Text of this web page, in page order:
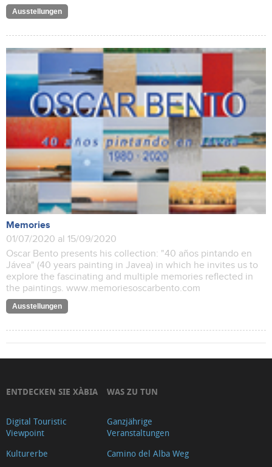
Ausstellungen
Memories
01/07/2020 al 15/09/2020
Oscar Bento presents his collection: "40 años pintando en
Jávea" (40 years painting in Javea) in which he invites us to
explore the fascinating and multiple memories reflected in
the paintings. www.memoriesoscarbento.com
Ausstellungen
ENTDECKEN SIE XÀBIA
Digital Touristic
Viewpoint
Kulturerbe
WAS ZU TUN
Ganzjährige
Veranstaltungen
Camino del Alba Weg